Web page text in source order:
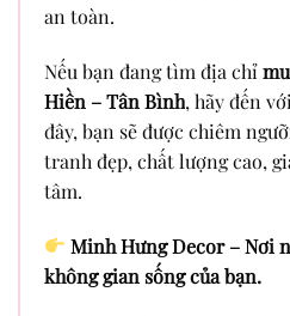
an toàn.
Nếu bạn đang tìm địa chỉ
Hiền – Tân Bình, hãy đến với
đây, bạn sẽ được chiêm
tranh đẹp, chất lượng cao,
tâm.
Minh Hưng Decor – Nơi
không gian sống của bạn.